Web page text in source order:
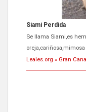
ADOPCIÓN
El ayuntamiento se va
próximos días, ella
Leales.org » Gran